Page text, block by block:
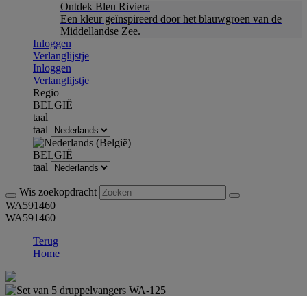
Ontdek Bleu Riviera
Een kleur geïnspireerd door het blauwgroen van de
Middellandse Zee.
Inloggen
Verlanglijstje
Inloggen
Verlanglijstje
Regio
BELGIË
taal
taal
BELGIË
taal
Wis zoekopdracht
WA591460
WA591460
Terug
Home